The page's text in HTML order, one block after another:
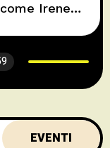
Irene
per il
EVENTI